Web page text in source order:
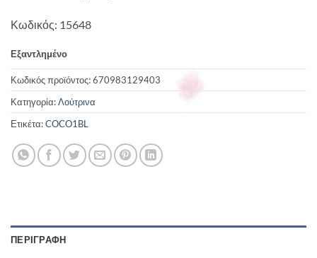
Κωδικός: 15648
Εξαντλημένο
Κωδικός προϊόντος:670983129403
Κατηγορία:Λούτρινα
Ετικέτα:COCO1BL
ΠΕΡΙΓΡΑΦΉ